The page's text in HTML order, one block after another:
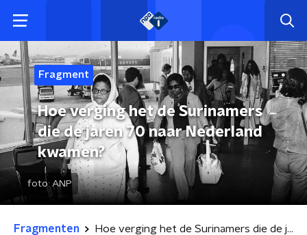
Fragment
Hoe verging het de Surinamers
die de jaren 70 naar Nederland
kwamen?
foto: ANP
Fragmenten Hoe verging het de Surinamers die de jaren 70 naar Nederland kwamen?